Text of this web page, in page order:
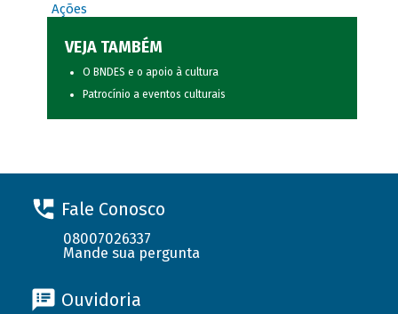
Ações
VEJA TAMBÉM
O BNDES e o apoio à cultura
Patrocínio a eventos culturais
Fale Conosco
08007026337
Mande sua pergunta
Ouvidoria